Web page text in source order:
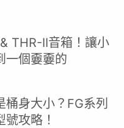
THR-II音箱！讓小
一個嫑嫑的
桶身大小？FG系列
攻略！